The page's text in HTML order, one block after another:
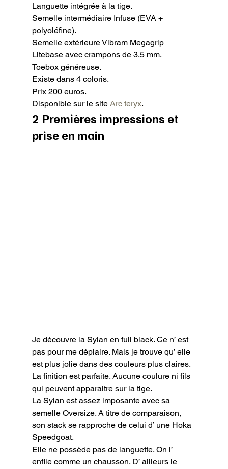
Languette intégrée à la tige.
Semelle intermédiaire Infuse (EVA +
polyoléfine).
Semelle extérieure Vibram Megagrip
Litebase avec crampons de 3.5 mm.
Toebox généreuse.
Existe dans 4 coloris.
Prix 200 euros.
Disponible sur le site Arc teryx.
2 Premières impressions et
prise en main
Je découvre la Sylan en full black. Ce n’ est
pas pour me déplaire. Mais je trouve qu’ elle
est plus jolie dans des couleurs plus claires.
La finition est parfaite. Aucune coulure ni fils
qui peuvent apparaitre sur la tige.
La Sylan est assez imposante avec sa
semelle Oversize. A titre de comparaison,
son stack se rapproche de celui d’ une Hoka
Speedgoat.
Elle ne possède pas de languette. On l’
enfile comme un chausson. D’ ailleurs le